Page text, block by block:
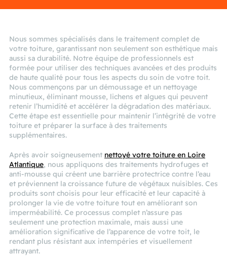
Nous sommes spécialisés dans le traitement complet de
votre toiture, garantissant non seulement son esthétique mais
aussi sa durabilité. Notre équipe de professionnels est
formée pour utiliser des techniques avancées et des produits
de haute qualité pour tous les aspects du soin de votre toit.
Nous commençons par un démoussage et un nettoyage
minutieux, éliminant mousse, lichens et algues qui peuvent
retenir l’humidité et accélérer la dégradation des matériaux.
Cette étape est essentielle pour maintenir l’intégrité de votre
toiture et préparer la surface à des traitements
supplémentaires.
Après avoir soigneusement nettoyé votre toiture en Loire
Atlantique, nous appliquons des traitements hydrofuges et
anti-mousse qui créent une barrière protectrice contre l’eau
et préviennent la croissance future de végétaux nuisibles. Ces
produits sont choisis pour leur efficacité et leur capacité à
prolonger la vie de votre toiture tout en améliorant son
imperméabilité. Ce processus complet n’assure pas
seulement une protection maximale, mais aussi une
amélioration significative de l’apparence de votre toit, le
rendant plus résistant aux intempéries et visuellement
attrayant.